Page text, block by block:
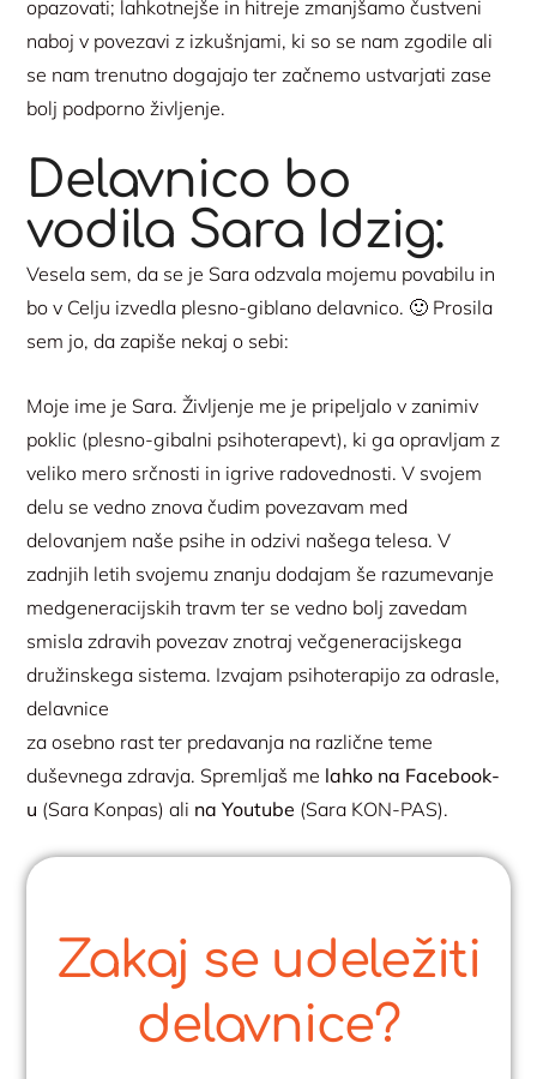
opazovati; lahkotnejše in hitreje zmanjšamo čustveni
naboj v povezavi z izkušnjami, ki so se nam zgodile ali
se nam trenutno dogajajo ter začnemo ustvarjati zase
bolj podporno življenje.
Delavnico bo
vodila Sara Idzig:
Vesela sem, da se je Sara odzvala mojemu povabilu in
bo v Celju izvedla plesno-giblano delavnico. 🙂 Prosila
sem jo, da zapiše nekaj o sebi:
Moje ime je Sara. Življenje me je pripeljalo v zanimiv
poklic (plesno-gibalni psihoterapevt), ki ga opravljam z
veliko mero srčnosti in igrive radovednosti. V svojem
delu se vedno znova čudim povezavam med
delovanjem naše psihe in odzivi našega telesa. V
zadnjih letih svojemu znanju dodajam še razumevanje
medgeneracijskih travm ter se vedno bolj zavedam
smisla zdravih povezav znotraj večgeneracijskega
družinskega sistema. Izvajam psihoterapijo za odrasle,
delavnice
za osebno rast ter predavanja na različne teme
duševnega zdravja. Spremljaš me lahko na Facebook-
u (Sara Konpas) ali na Youtube (Sara KON-PAS).
Zakaj se udeležiti
delavnice?